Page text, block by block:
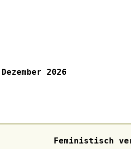
2026
Feministisch